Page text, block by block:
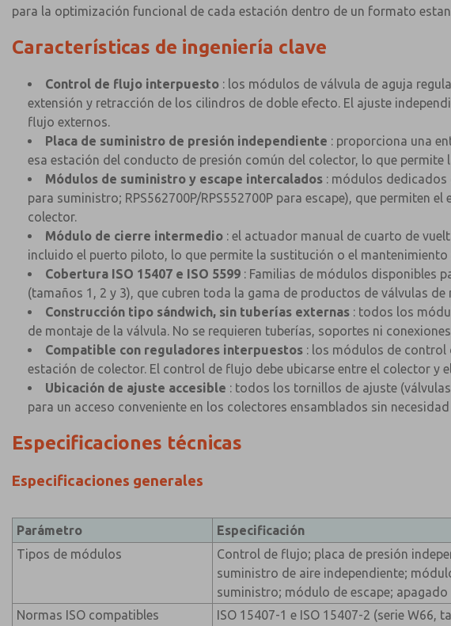
para la optimización funcional de cada estación dentro de un formato
Características de ingeniería clave
Control de flujo interpuesto : los módulos de válvula de aguja
extensión y retracción de los cilindros de doble efecto. El ajuste
flujo externos.
Placa de suministro de presión independiente : proporciona una
esa estación del conducto de presión común del colector, lo que
Módulos de suministro y escape intercalados : módulos dedicados
para suministro; RPS562700P/RPS552700P para escape), que
colector.
Módulo de cierre intermedio : el actuador manual de cuarto de
incluido el puerto piloto, lo que permite la sustitución o el
Cobertura ISO 15407 e ISO 5599 : Familias de módulos disponibles
(tamaños 1, 2 y 3), que cubren toda la gama de productos de válvulas de
Construcción tipo sándwich, sin tuberías externas : todos los
de montaje de la válvula. No se requieren tuberías, soportes ni
Compatible con reguladores interpuestos : los módulos de control
estación de colector. El control de flujo debe ubicarse entre el colector y
Ubicación de ajuste accesible : todos los tornillos de ajuste
para un acceso conveniente en los colectores ensamblados sin
Especificaciones técnicas
Especificaciones generales
Parámetro
Especificación
Tipos de módulos
Control de flujo; placa de presión
suministro de aire independiente;
suministro; módulo de escape; apagado
Normas ISO compatibles
ISO 15407-1 e ISO 15407-2 (serie W66,